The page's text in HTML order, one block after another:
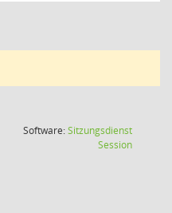
Software:Sitzungsdienst
Session(Wird in